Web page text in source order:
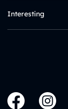
Interesting